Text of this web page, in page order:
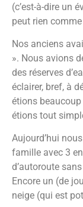
(c’est-à-dire un
peut rien
Nos anciens
». Nous avions
des réserves
éclairer, bref, à
étions
étions tout
Aujourd’hui
famille avec 3
d’autoroute
Encore un (de
neige (qui est